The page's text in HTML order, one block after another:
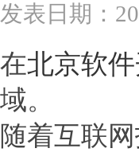
发表日期：
在北京软
域。
随着互联